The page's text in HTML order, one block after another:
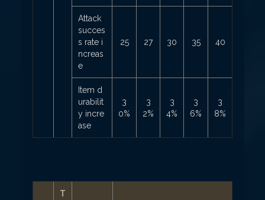
Attack
succes
s rate i
ncreas
e
25 27 30 35 40
Item d
urabilit
y incre
ase
3
0%
3
2%
3
4%
3
6%
3
8%
T